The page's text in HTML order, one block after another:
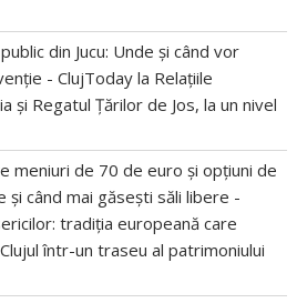
din Jucu: Unde și când vor
- ClujToday la Relațiile
și Regatul Țărilor de Jos, la un nivel
meniuri de 70 de euro și opțiuni de
când mai găsești săli libere -
tradiția europeană care
într-un traseu al patrimoniului